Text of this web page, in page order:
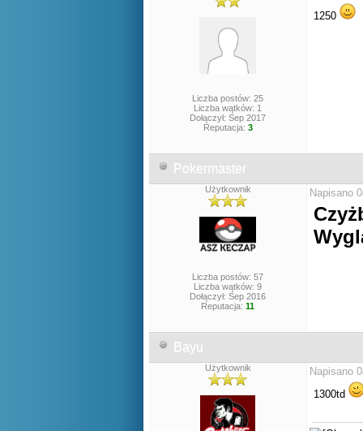
Liczba postów: 25
Liczba wątków: 1
Dołączył: Sep 2017
Reputacja: 3
1250
Pokermaster
Użytkownik
Liczba postów: 57
Liczba wątków: 9
Dołączył: Sep 2016
Reputacja: 11
Napisano
Bayu
Użytkownik
Napisano
1300td